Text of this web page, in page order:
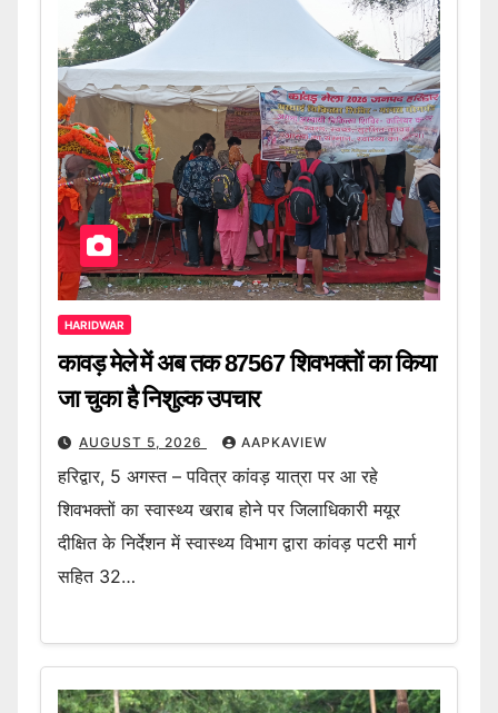
HARIDWAR
कावड़ मेले में अब तक 87567 शिवभक्तों का किया
जा चुका है निशुल्क उपचार
AUGUST 5, 2026 AAPKAVIEW
हरिद्वार, 5 अगस्त – पवित्र कांवड़ यात्रा पर आ रहे
शिवभक्तों का स्वास्थ्य खराब होने पर जिलाधिकारी मयूर
दीक्षित के निर्देशन में स्वास्थ्य विभाग द्वारा कांवड़ पटरी मार्ग
सहित 32…